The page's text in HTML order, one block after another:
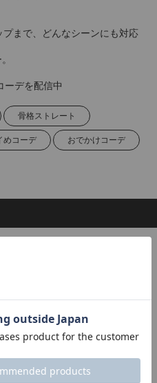
まで、どんなシーンにも対応
デを配信中
骨格ストレート
めコーデ おでかけコーデ